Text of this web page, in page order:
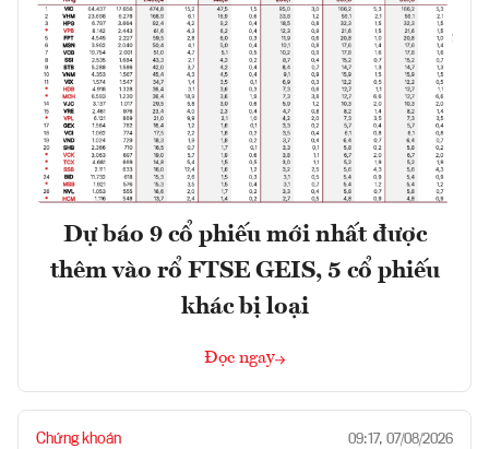
Dự báo 9 cổ phiếu mới nhất được
thêm vào rổ FTSE GEIS, 5 cổ phiếu
khác bị loại
Đọc ngay
Chứng khoán 09:17, 07/08/2026